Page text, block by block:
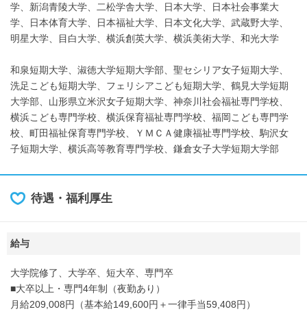
学、新潟青陵大学、二松学舎大学、日本大学、日本社会事業大
学、日本体育大学、日本福祉大学、日本文化大学、武蔵野大学、
明星大学、目白大学、横浜創英大学、横浜美術大学、和光大学
和泉短期大学、淑徳大学短期大学部、聖セシリア女子短期大学、
洗足こども短期大学、フェリシアこども短期大学、鶴見大学短期
大学部、山形県立米沢女子短期大学、神奈川社会福祉専門学校、
横浜こども専門学校、横浜保育福祉専門学校、福岡こども専門学
校、町田福祉保育専門学校、ＹＭＣＡ健康福祉専門学校、駒沢女
子短期大学、横浜高等教育専門学校、鎌倉女子大学短期大学部
待遇・福利厚生
給与
大学院修了、大学卒、短大卒、専門卒
■大卒以上・専門4年制（夜勤あり）
月給209,008円（基本給149,600円＋一律手当59,408円）